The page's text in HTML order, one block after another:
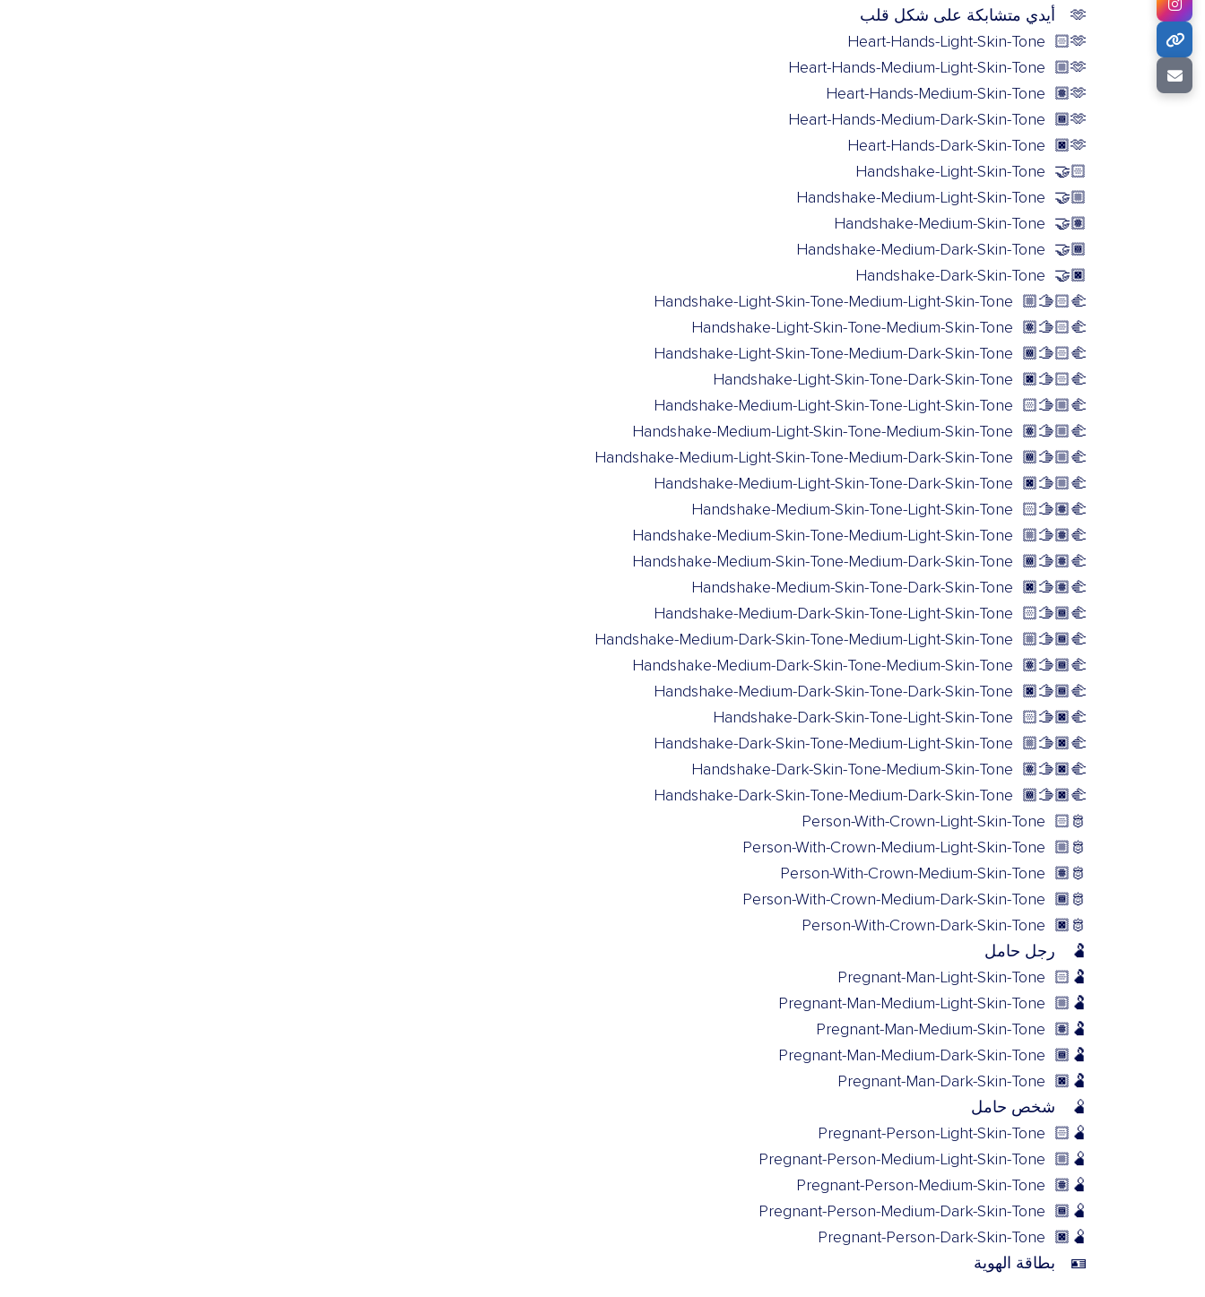
🫶
أيدي متشابكة على شكل قلب
🫶🏻
Heart-Hands-Light-Skin-Tone
🫶🏼
Heart-Hands-Medium-Light-Skin-Tone
🫶🏽
Heart-Hands-Medium-Skin-Tone
🫶🏾
Heart-Hands-Medium-Dark-Skin-Tone
🫶🏿
Heart-Hands-Dark-Skin-Tone
🤝🏻
Handshake-Light-Skin-Tone
🤝🏼
Handshake-Medium-Light-Skin-Tone
🤝🏽
Handshake-Medium-Skin-Tone
🤝🏾
Handshake-Medium-Dark-Skin-Tone
🤝🏿
Handshake-Dark-Skin-Tone
🫱🏻‍🫲🏼
Handshake-Light-Skin-Tone-Medium-Light-Skin-Tone
🫱🏻‍🫲🏽
Handshake-Light-Skin-Tone-Medium-Skin-Tone
🫱🏻‍🫲🏾
Handshake-Light-Skin-Tone-Medium-Dark-Skin-Tone
🫱🏻‍🫲🏿
Handshake-Light-Skin-Tone-Dark-Skin-Tone
🫱🏼‍🫲🏻
Handshake-Medium-Light-Skin-Tone-Light-Skin-Tone
🫱🏼‍🫲🏽
Handshake-Medium-Light-Skin-Tone-Medium-Skin-Tone
🫱🏼‍🫲🏾
Handshake-Medium-Light-Skin-Tone-Medium-Dark-Skin-Tone
🫱🏼‍🫲🏿
Handshake-Medium-Light-Skin-Tone-Dark-Skin-Tone
🫱🏽‍🫲🏻
Handshake-Medium-Skin-Tone-Light-Skin-Tone
🫱🏽‍🫲🏼
Handshake-Medium-Skin-Tone-Medium-Light-Skin-Tone
🫱🏽‍🫲🏾
Handshake-Medium-Skin-Tone-Medium-Dark-Skin-Tone
🫱🏽‍🫲🏿
Handshake-Medium-Skin-Tone-Dark-Skin-Tone
🫱🏾‍🫲🏻
Handshake-Medium-Dark-Skin-Tone-Light-Skin-Tone
🫱🏾‍🫲🏼
Handshake-Medium-Dark-Skin-Tone-Medium-Light-Skin-Tone
🫱🏾‍🫲🏽
Handshake-Medium-Dark-Skin-Tone-Medium-Skin-Tone
🫱🏾‍🫲🏿
Handshake-Medium-Dark-Skin-Tone-Dark-Skin-Tone
🫱🏿‍🫲🏻
Handshake-Dark-Skin-Tone-Light-Skin-Tone
🫱🏿‍🫲🏼
Handshake-Dark-Skin-Tone-Medium-Light-Skin-Tone
🫱🏿‍🫲🏽
Handshake-Dark-Skin-Tone-Medium-Skin-Tone
🫱🏿‍🫲🏾
Handshake-Dark-Skin-Tone-Medium-Dark-Skin-Tone
🫅🏻
Person-With-Crown-Light-Skin-Tone
🫅🏼
Person-With-Crown-Medium-Light-Skin-Tone
🫅🏽
Person-With-Crown-Medium-Skin-Tone
🫅🏾
Person-With-Crown-Medium-Dark-Skin-Tone
🫅🏿
Person-With-Crown-Dark-Skin-Tone
🫃
رجل حامل
🫃🏻
Pregnant-Man-Light-Skin-Tone
🫃🏼
Pregnant-Man-Medium-Light-Skin-Tone
🫃🏽
Pregnant-Man-Medium-Skin-Tone
🫃🏾
Pregnant-Man-Medium-Dark-Skin-Tone
🫃🏿
Pregnant-Man-Dark-Skin-Tone
🫄
شخص حامل
🫄🏻
Pregnant-Person-Light-Skin-Tone
🫄🏼
Pregnant-Person-Medium-Light-Skin-Tone
🫄🏽
Pregnant-Person-Medium-Skin-Tone
🫄🏾
Pregnant-Person-Medium-Dark-Skin-Tone
🫄🏿
Pregnant-Person-Dark-Skin-Tone
🪪
بطاقة الهوية